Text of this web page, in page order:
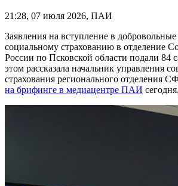
21:28, 07 июля 2026, ПАИ
Заявления на вступление в
социальному страхованию в отделение
России по Псковской области подали 84
этом рассказала начальник управления
страхования регионального отделения
на брифинге в медиацентре ПАИ